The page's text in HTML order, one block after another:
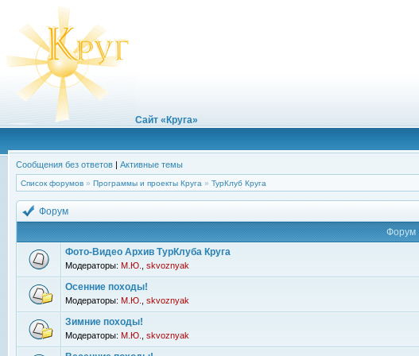
Сайт «Круга»
Сообщения без ответов | Активные темы
Список форумов » Программы и проекты Круга » ТурКлуб Круга
Форум
Форум
Фото-Видео Архив ТурКлуба Круга
Модераторы: М.Ю. skvoznyak
Осенние походы!
Модераторы: М.Ю. skvoznyak
Зимние походы!
Модераторы: М.Ю. skvoznyak